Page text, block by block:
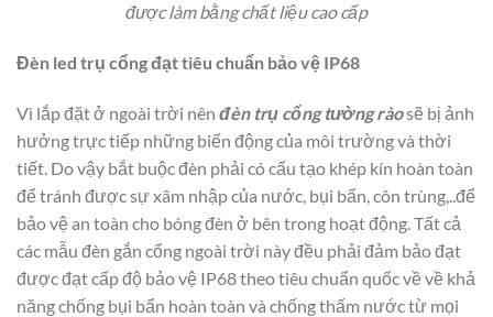
được làm bằng chất liệu cao cấp
Đèn led trụ cổng đạt tiêu chuẩn bảo vệ IP68
Vì lắp đặt ở ngoài trời nên đèn trụ cổng tường ràosẽ bị ảnh
hưởng trực tiếp những biến động của môi trường và thời
tiết. Do vậy bắt buộc đèn phải có cấu tạo khép kín hoàn toàn
để tránh được sự xâm nhập của nước, bụi bẩn, côn trùng,..để
bảo vệ an toàn cho bóng đèn ở bên trong hoạt động. Tất cả
các mẫu đèn gắn cổng ngoài trời này đều phải đảm bảo đạt
được đạt cấp độ bảo vệ IP68 theo tiêu chuẩn quốc về về khả
năng chống bụi bẩn hoàn toàn và chống thấm nước từ mọi